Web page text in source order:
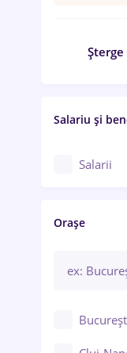
Șterge
Salariu și
Salarii
Orașe